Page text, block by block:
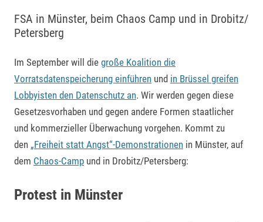
FSA in Münster, beim Chaos Camp und in Drobitz/
Petersberg
Im September will die große Koalition die
Vorratsdatenspeicherung einführen und in Brüssel greifen
Lobbyisten den Datenschutz an. Wir werden gegen diese
Gesetzesvorhaben und gegen andere Formen staatlicher
und kommerzieller Überwachung vorgehen. Kommt zu
den „Freiheit statt Angst“-Demonstrationen in Münster, auf
dem Chaos-Camp und in Drobitz/Petersberg:
Protest in Münster